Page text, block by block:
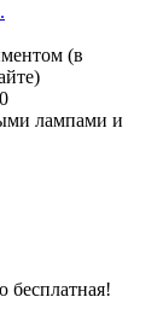
(в
лампами и